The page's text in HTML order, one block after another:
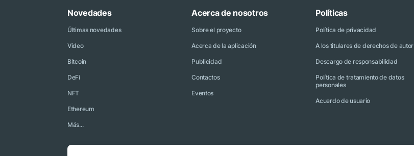
Novedades
Últimas novedades
Video
Bitcoin
DeFi
NFT
Ethereum
Más...
Acerca de nosotros
Sobre el proyecto
Acerca de la aplicación
Publicidad
Contactos
Eventos
Políticas
Política de privacidad
A los titulares de derechos de autor
Descargo de responsabilidad
Política de tratamiento de datos
personales
Acuerdo de usuario